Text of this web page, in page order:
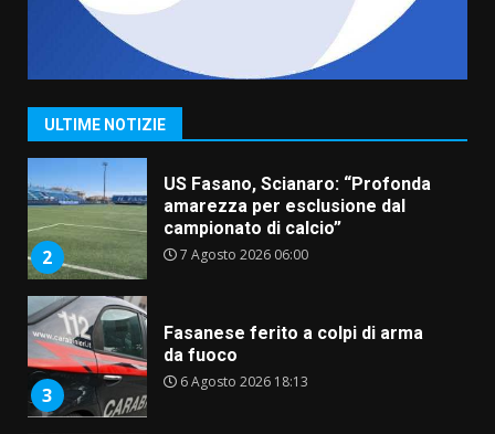
ULTIME NOTIZIE
1
“I Contestatori: Musica di
Rivoluzione”: nuovo
appuntamento con “Fasano in
2
US Fasano, Scianaro: “Profonda
amarezza per esclusione dal
campionato di calcio”
7 Agosto 2026 06:00
3
Fasanese ferito a colpi di arma
da fuoco
6 Agosto 2026 18:13